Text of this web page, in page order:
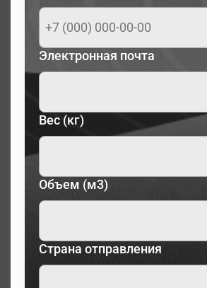
Электронная почта
Вес (кг)
Объем (м3)
Страна отправления